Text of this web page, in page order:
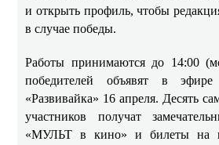
и открыть профиль, чтобы
в случае победы.
Работы принимаются до 14:00
победителей объявят в
«Развивайка» 16 апреля. Десять
участников получат
«МУЛЬТ в кино» и билеты на